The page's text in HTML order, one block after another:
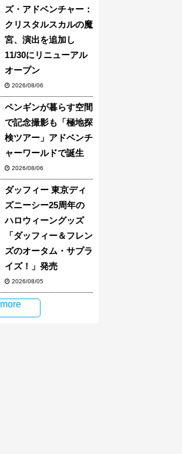
ズ・アドベンチャー：
クリスタルスカルの魔
宮、演出を追加し
11/30にリニューアル
オープン
2026/08/06
ペンギンが暮らす空間
で記念撮影も「極地探
検ツアー」アドベンチ
ャーワールドで誕生
2026/08/06
ダッフィー 東京ディ
ズニーシー25周年の
ハロウィーングッズ
「ダッフィー＆フレン
ズのオータム・サプラ
イズ！」発売
2026/08/05
more